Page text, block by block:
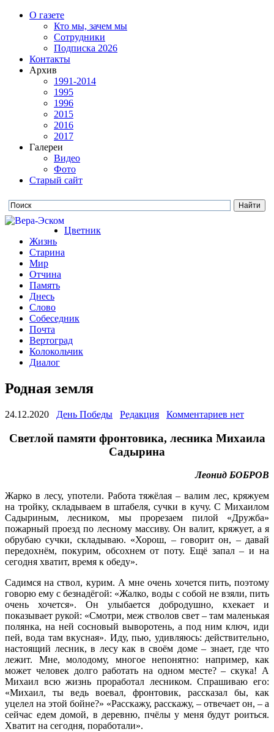
О газете
Кто мы, зачем мы
Сотрудники
Подписка 2026
Контакты
Архив
1991-2014
1995
1996
2015
2016
2017
Галереи
Видео
Фото
Старый сайт
Цветник
Жизнь
Старина
Мир
Отчина
Память
Днесь
Слово
Собеседник
Почта
Вертоград
Колокольчик
Диалог
Родная земля
24.12.2020 День Победы Редакция Комментариев нет
Светлой памяти фронтовика, лесника Михаила
Садырина
Леонид БОБРОВ
Жарко в лесу, употели. Работа тяжёлая – валим лес, кряжуем
на тройку, складываем в штабеля, сучки в кучу. С Михаилом
Садыриным, лесником, мы прорезаем пилой «Дружба»
пожарный проезд по лесному массиву. Он валит, кряжует, а я
обрубаю сучки, складываю. «Хорош, – говорит он, – давай
передохнём, покурим, обсохнем от поту. Ещё запал – и на
сегодня хватит, время к обеду».
Садимся на ствол, курим. А мне очень хочется пить, поэтому
говорю ему с безнадёгой: «Жалко, воды с собой не взяли, пить
очень хочется». Он улыбается добродушно, кхекает и
показывает рукой: «Смотри, меж стволов свет – там маленькая
полянка, на ней сосновый выворотень, а под ним ключ, иди
пей, вода там вкусная». Иду, пью, удивляюсь: действительно,
настоящий лесник, в лесу как в своём доме – знает, где что
лежит. Мне, молодому, многое непонятно: например, как
может человек долго работать на одном месте? – скука! А
Михаил всю жизнь проработал лесником. Спрашиваю его:
«Михаил, ты ведь воевал, фронтовик, рассказал бы, как
уцелел на этой бойне?» «Расскажу, расскажу, – отвечает он, – а
сейчас едем домой, в деревню, пчёлы у меня будут роиться.
Хватит на сегодня, поработали».